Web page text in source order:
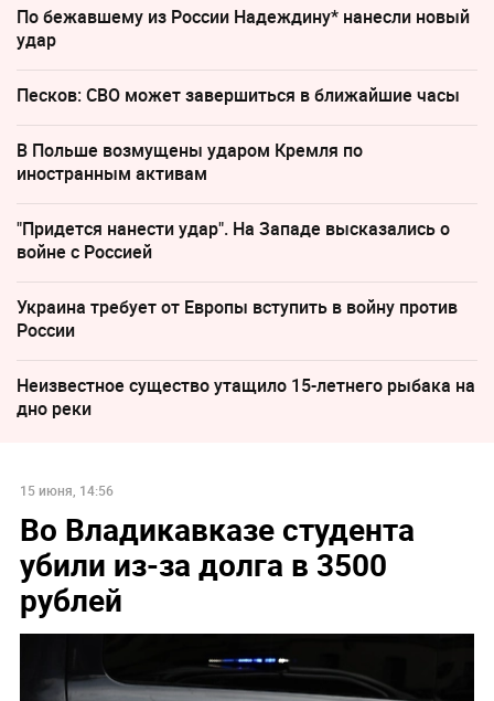
По бежавшему из России Надеждину* нанесли новый
удар
Песков: СВО может завершиться в ближайшие часы
В Польше возмущены ударом Кремля по
иностранным активам
"Придется нанести удар". На Западе высказались о
войне с Россией
Украина требует от Европы вступить в войну против
России
Неизвестное существо утащило 15-летнего рыбака на
дно реки
15 июня, 14:56
Во Владикавказе студента
убили из-за долга в 3500
рублей